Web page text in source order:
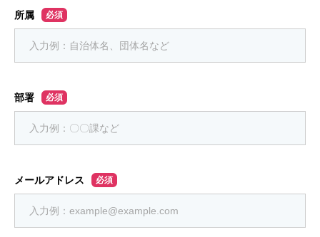
所属 必須
部署 必須
メールアドレス 必須